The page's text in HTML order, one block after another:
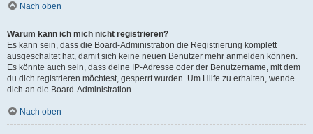
Nach oben
Warum kann ich mich nicht registrieren?
Es kann sein, dass die Board-Administration die Registrierung komplett
ausgeschaltet hat, damit sich keine neuen Benutzer mehr anmelden können.
Es könnte auch sein, dass deine IP-Adresse oder der Benutzername, mit dem
du dich registrieren möchtest, gesperrt wurden. Um Hilfe zu erhalten, wende
dich an die Board-Administration.
Nach oben